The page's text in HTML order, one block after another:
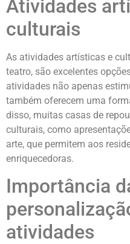
Atividades
culturais
As atividades artísticas e
teatro, são excelentes
atividades não apenas
também oferecem uma
disso, muitas casas de
culturais, como
arte, que permitem aos
enriquecedoras.
Importância
atividades